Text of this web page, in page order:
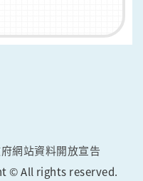
網站資料開放宣告
© All rights reserved.